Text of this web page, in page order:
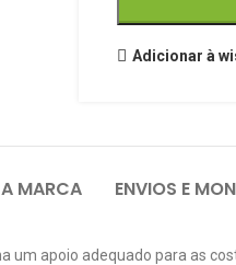
Adicionar à
MARCA ENVIOS E
apoio adequado para as